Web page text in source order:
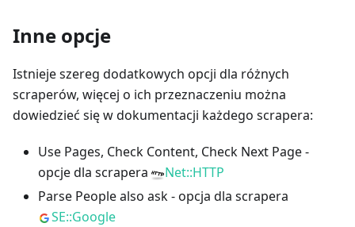
Inne opcje
Istnieje szereg dodatkowych opcji dla różnych
scraperów, więcej o ich przeznaczeniu można
dowiedzieć się w dokumentacji każdego scrapera:
Use Pages, Check Content, Check Next Page -
opcje dla scrapera
Net::HTTP
Parse People also ask - opcja dla scrapera
SE::Google